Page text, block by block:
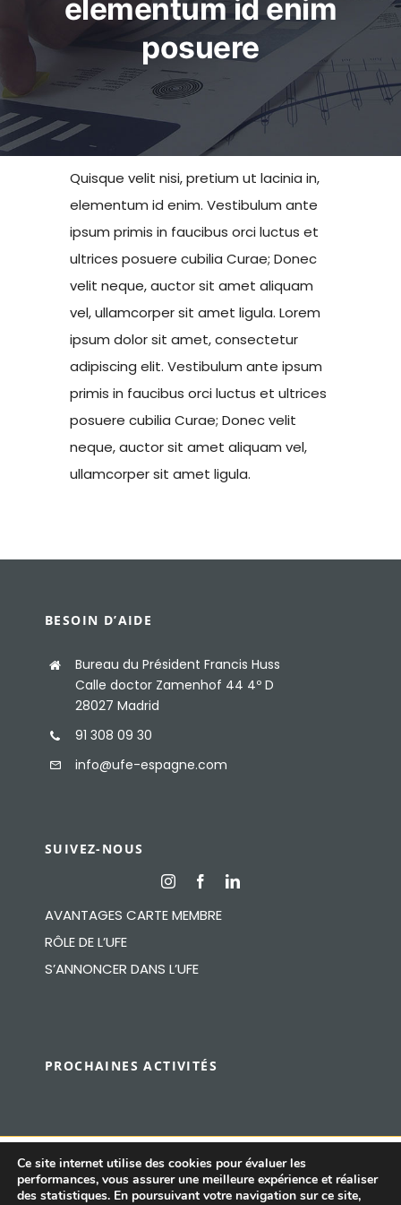
Adhérer à l’UFE
elementum id enim
posuere
Quisque velit nisi, pretium ut lacinia in,
elementum id enim. Vestibulum ante
ipsum primis in faucibus orci luctus et
ultrices posuere cubilia Curae; Donec
velit neque, auctor sit amet aliquam
vel, ullamcorper sit amet ligula. Lorem
ipsum dolor sit amet, consectetur
adipiscing elit. Vestibulum ante ipsum
primis in faucibus orci luctus et ultrices
posuere cubilia Curae; Donec velit
neque, auctor sit amet aliquam vel,
ullamcorper sit amet ligula.
BESOIN D’AIDE
Bureau du Président Francis Huss
Calle doctor Zamenhof 44 4º D
28027 Madrid
91 308 09 30
info@ufe-espagne.com
SUIVEZ-NOUS
AVANTAGES CARTE MEMBRE
RÔLE DE L’UFE
S’ANNONCER DANS L’UFE
PROCHAINES ACTIVITÉS
© UFE Espagne 2026, Créé parLVS2, Agence de
Ce site internet utilise des cookies pour évaluer les
performances, vous assurer une meilleure expérience et réaliser
des statistiques. En poursuivant votre navigation sur ce site,